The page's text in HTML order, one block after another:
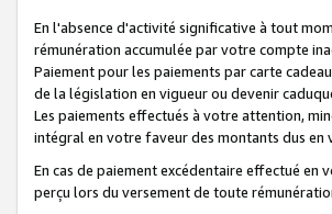
En l'absence d'activité significative à tout
rémunération accumulée par votre compte
Paiement pour les paiements par carte
de la législation en vigueur ou devenir
Les paiements effectués à votre attention,
intégral en votre faveur des montants dus en
En cas de paiement excédentaire effectué
perçu lors du versement de toute